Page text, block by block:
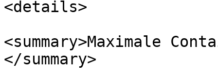
<details>
<summary>Maximale
</summary>